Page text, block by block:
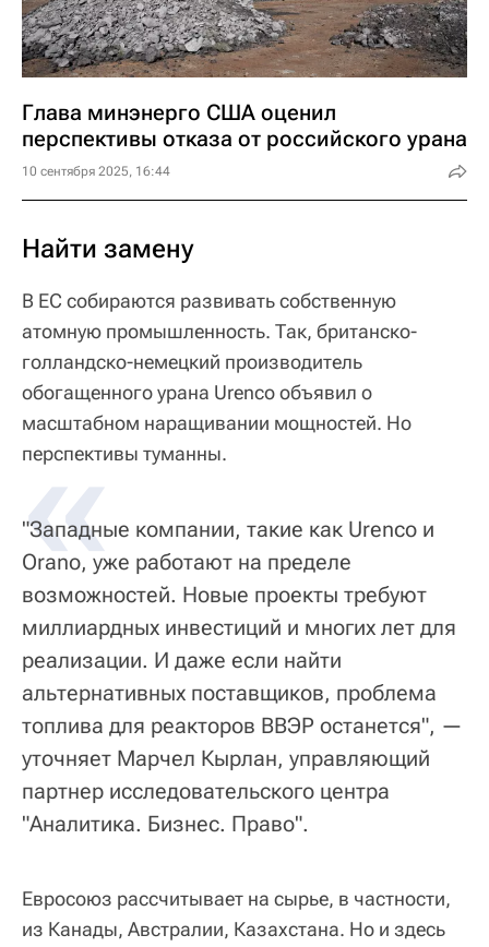
Глава минэнерго США оценил
перспективы отказа от российского урана
10 сентября 2025, 16:44
Найти замену
В ЕС собираются развивать собственную
атомную промышленность. Так, британско-
голландско-немецкий производитель
обогащенного урана Urenco объявил о
масштабном наращивании мощностей. Но
перспективы туманны.
«
"Западные компании, такие как Urenco и
Orano, уже работают на пределе
возможностей. Новые проекты требуют
миллиардных инвестиций и многих лет для
реализации. И даже если найти
альтернативных поставщиков, проблема
топлива для реакторов ВВЭР останется", —
уточняет Марчел Кырлан, управляющий
партнер исследовательского центра
"Аналитика. Бизнес. Право".
Евросоюз рассчитывает на сырье, в частности,
из Канады, Австралии, Казахстана. Но и здесь